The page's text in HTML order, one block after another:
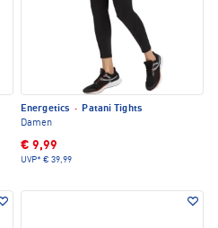
Energetics · Patani Tights
Damen
€ 9,99
UVP* € 39,99